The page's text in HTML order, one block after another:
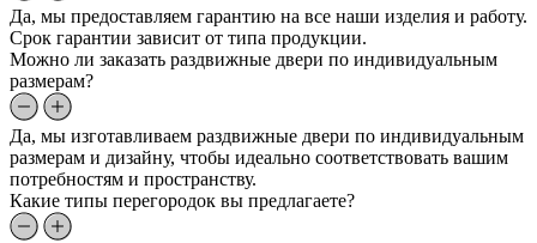
Да, мы предоставляем гарантию на все наши изделия и работу.
Срок гарантии зависит от типа продукции.
Можно ли заказать раздвижные двери по индивидуальным
размерам?
Да, мы изготавливаем раздвижные двери по индивидуальным
размерам и дизайну, чтобы идеально соответствовать вашим
потребностям и пространству.
Какие типы перегородок вы предлагаете?